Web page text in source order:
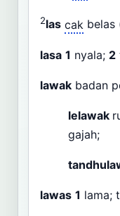
2las cak belas
lasa 1 nyala; 2
lawak badan
lelawak
gajah;
lawas 1 lama;